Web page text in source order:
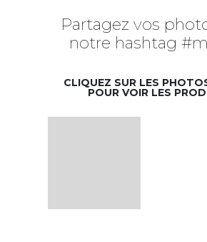
Partagez vos
notre hashtag
CLIQUEZ SUR LES
POUR VOIR LES